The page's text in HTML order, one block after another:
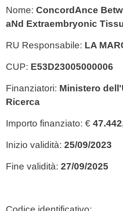
Nome: ConcordAnce
aNd Extraembryonic
RU Responsabile: LA
CUP: E53D23005000006
Finanziatori: Ministero
Ricerca
Importo finanziato: €
Inizio validità: 25/09/2023
Fine validità: 27/09/2025